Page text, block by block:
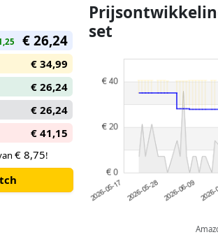
€ 26,24
€ 34,99
€ 26,24
€ 26,24
€ 41,15
€ 8,75!
set